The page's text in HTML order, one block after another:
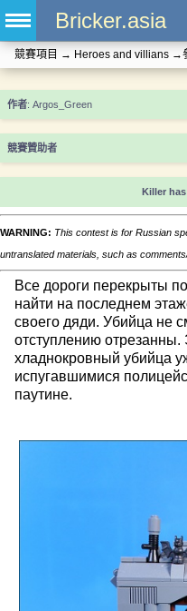
Bricker.asia
競賽項目 → Heroes and villians →
競賽贊助者
Killer
WARNING: This contest is for Russian
untranslated materials, such as
Все дороги перекрыты
найти на последнем
своего дяди. Убийца не
отступлению отрезанны.
хладнокровный убийца
испугавшимися
паутине.